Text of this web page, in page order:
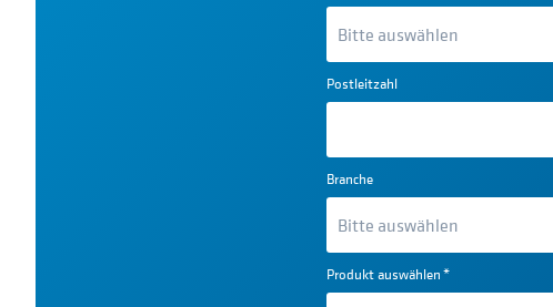
Postleitzahl
Branche
Produkt auswählen*